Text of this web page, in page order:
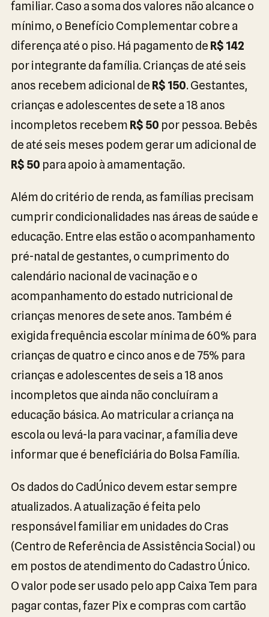
familiar. Caso a soma dos valores não alcance o
mínimo, o Benefício Complementar cobre a
diferença até o piso. Há pagamento de R$ 142
por integrante da família. Crianças de até seis
anos recebem adicional de R$ 150. Gestantes,
crianças e adolescentes de sete a 18 anos
incompletos recebem R$ 50 por pessoa. Bebês
de até seis meses podem gerar um adicional de
R$ 50 para apoio à amamentação.
Além do critério de renda, as famílias precisam
cumprir condicionalidades nas áreas de saúde e
educação. Entre elas estão o acompanhamento
pré-natal de gestantes, o cumprimento do
calendário nacional de vacinação e o
acompanhamento do estado nutricional de
crianças menores de sete anos. Também é
exigida frequência escolar mínima de 60% para
crianças de quatro e cinco anos e de 75% para
crianças e adolescentes de seis a 18 anos
incompletos que ainda não concluíram a
educação básica. Ao matricular a criança na
escola ou levá-la para vacinar, a família deve
informar que é beneficiária do Bolsa Família.
Os dados do CadÚnico devem estar sempre
atualizados. A atualização é feita pelo
responsável familiar em unidades do Cras
(Centro de Referência de Assistência Social) ou
em postos de atendimento do Cadastro Único.
O valor pode ser usado pelo app Caixa Tem para
pagar contas, fazer Pix e compras com cartão